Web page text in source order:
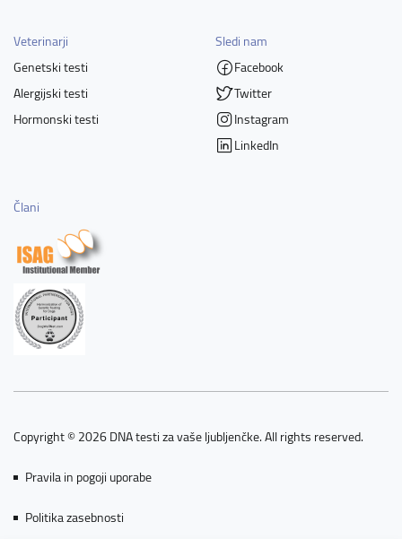
Veterinarji
Genetski testi
Alergijski testi
Hormonski testi
Sledi nam
Facebook
Twitter
Instagram
LinkedIn
Člani
Copyright © 2026 DNA testi za vaše ljubljenčke. All rights reserved.
Pravila in pogoji uporabe
Politika zasebnosti